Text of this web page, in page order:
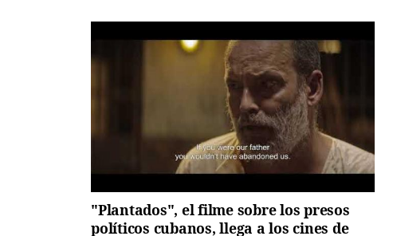
"Plantados", el filme sobre los presos
políticos cubanos, llega a los cines de